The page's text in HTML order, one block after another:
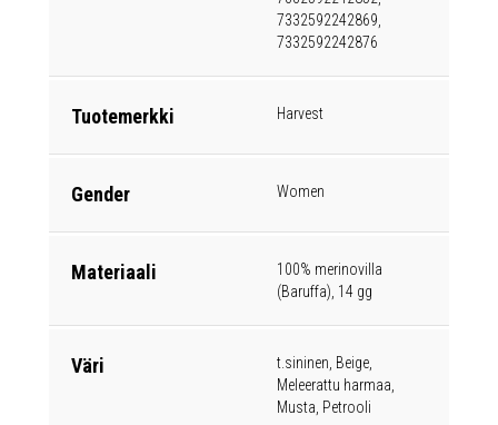
7332592242869,
7332592242876
Tuotemerkki Harvest
Gender Women
Materiaali
100% merinovilla
(Baruffa), 14 gg
Väri
t.sininen, Beige,
Meleerattu harmaa,
Musta, Petrooli